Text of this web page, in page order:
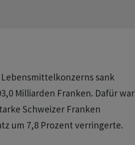
sank
Milliarden Franken. Dafür war
Schweizer Franken
um 7,8 Prozent verringerte.